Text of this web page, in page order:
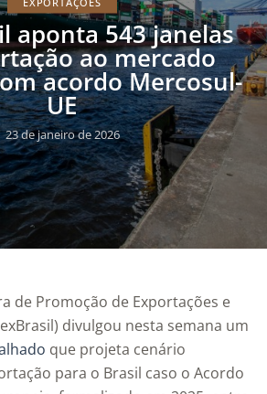
aponta 543 janelas
ao mercado
acordo Mercosul-
UE
23 de janeiro de 2026
de Promoção de Exportações e
divulgou nesta semana um
que projeta cenário
para o Brasil caso o Acordo